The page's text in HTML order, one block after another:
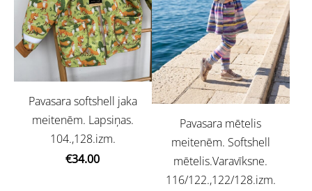
Pavasara softshell jaka
meitenēm. Lapsiņas.
104.,128.izm.
€34.00
Pavasara mētelis
meitenēm. Softshell
mētelis.Varavīksne.
116/122.,122/128.izm.